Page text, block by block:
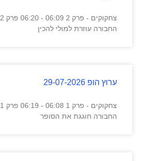
החבורה עוזרת למולי להכין
ערוץ הופ 29-07-2026
החבורה חוגגת את הסופר